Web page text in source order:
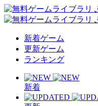
新着ゲーム
更新ゲーム
ランキング
新着